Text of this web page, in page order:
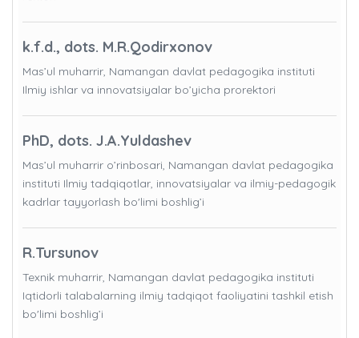
k.f.d., dots. M.R.Qodirxonov
Mas’ul muharrir, Namangan davlat pedagogika instituti
Ilmiy ishlar va innovatsiyalar bo’yicha prorektori
PhD, dots. J.A.Yuldashev
Mas’ul muharrir o’rinbosari, Namangan davlat pedagogika
instituti Ilmiy tadqiqotlar, innovatsiyalar va ilmiy-pedagogik
kadrlar tayyorlash bo'limi boshlig’i
R.Tursunov
Texnik muharrir, Namangan davlat pedagogika instituti
Iqtidorli talabalarning ilmiy tadqiqot faoliyatini tashkil etish
bo'limi boshlig’i